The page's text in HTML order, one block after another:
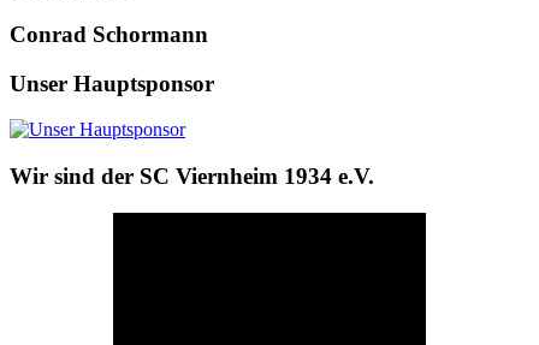
Conrad Schormann
Unser Hauptsponsor
Wir sind der SC Viernheim 1934 e.V.